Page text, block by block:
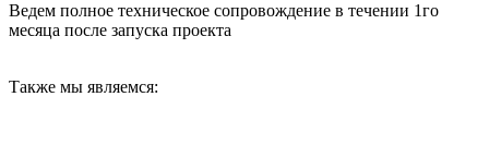
Ведем полное техническое сопровождение в течении 1го
месяца после запуска проекта
Также мы являемся: